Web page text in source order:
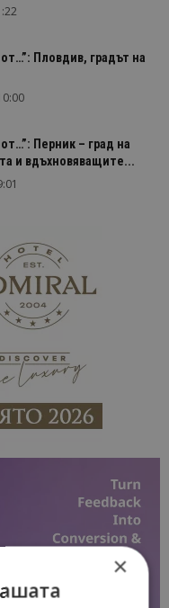
Пловдив, градът на
Перник – град на
и вдъхновяващите...
×